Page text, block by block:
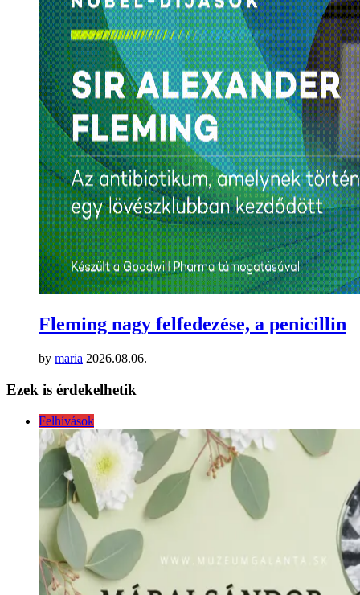
Fleming nagy felfedezése, a penicillin
by maria 2026.08.06.
Ezek is érdekelhetik
Felhívások